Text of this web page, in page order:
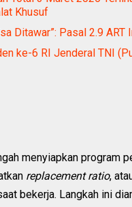
Khusuf
Ditawar”: Pasal 2.9
ke-6 RI Jenderal TNI
menyiapkan program
replacement ratio,
bekerja. Langkah ini